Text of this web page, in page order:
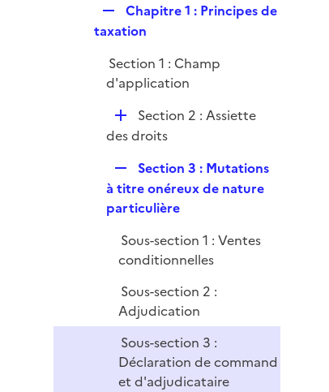
l
i
e
r
e
l
i
e
r
Chapitre 1 : Principes de
taxation
Section 1 : Champ
d'application
D
é
i
e
Section 2 : Assiette
des droits
e
p
i
e
Section 3 : Mutations
à titre onéreux de nature
particulière
Sous-section 1 : Ventes
conditionnelles
Sous-section 2 :
Adjudication
Sous-section 3 :
Déclaration de command
et d'adjudicataire